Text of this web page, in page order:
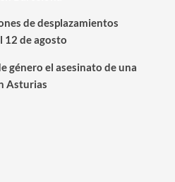
de desplazamientos
12 de agosto
género el asesinato de una
Asturias